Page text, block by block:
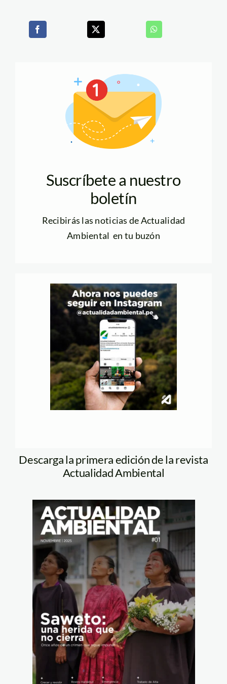
Suscríbete a nuestro
boletín
Recibirás las noticias de Actualidad
Ambiental en tu buzón
Descarga la primera edición de la revista
Actualidad Ambiental